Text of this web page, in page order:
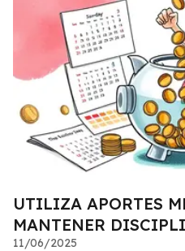
UTILIZA APORTES
MANTENER
11/06/2025